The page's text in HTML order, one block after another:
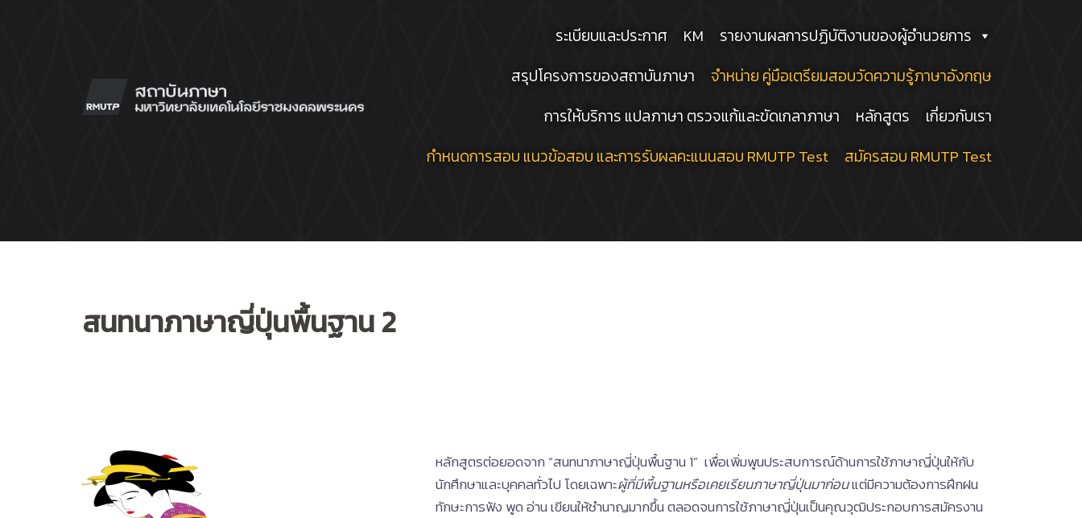
ระเบียบและประกาศ KM
รายงานผลการปฏิบัติงานของผู้อำนวยการ
สรุปโครงการของสถาบันภาษา
จำหน่าย คู่มือเตรียมสอบวัดความรู้ภาษาอังกฤษ
การให้บริการ แปลภาษา ตรวจแก้และขัดเกลาภาษา
หลักสูตร
เกี่ยวกับเรา
กำหนดการสอบ แนวข้อสอบ และการรับผลคะแนนสอบ RMUTP Test
สมัครสอบ RMUTP Test
สนทนาภาษาญี่ปุ่นพื้นฐาน 2
หลักสูตรต่อยอดจาก “สนทนาภาษาญี่ปุ่นพื้นฐาน 1” เพื่อเพิ่มพูนประสบการณ์ด้านการใช้ภาษาญี่ปุ่นให้กับ
นักศึกษาและบุคคลทั่วไป โดยเฉพาะผู้ที่มีพื้นฐานหรือเคยเรียนภาษาญี่ปุ่นมาก่อนแต่มีความต้องการฝึกฝน
ทักษะการฟัง พูด อ่าน เขียนให้ชำนาญมากขึ้น ตลอดจนการใช้ภาษาญี่ปุ่นเป็นคุณวุฒิประกอบการสมัครงาน